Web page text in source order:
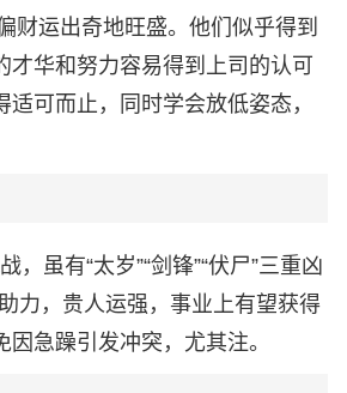
财运出奇地旺盛。他们似乎得到
华和努力容易得到上司的认可
可而止，同时学会放低姿态，
虽有“太岁”“剑锋”“伏尸”三重凶
力，贵人运强，事业上有望获得
急躁引发冲突，尤其注。